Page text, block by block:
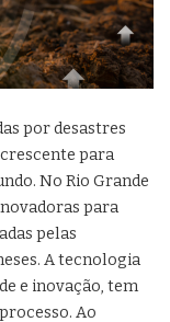
por desastres
para
No Rio Grande
para
pelas
A tecnologia
e inovação, tem
Ao